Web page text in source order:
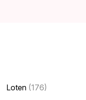
Loten (176)